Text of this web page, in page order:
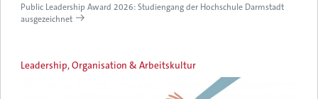
Public Leadership Award 2026: Studiengang der Hochschule Darmstadt
ausgezeichnet
Leadership, Organisation & Arbeitskultur